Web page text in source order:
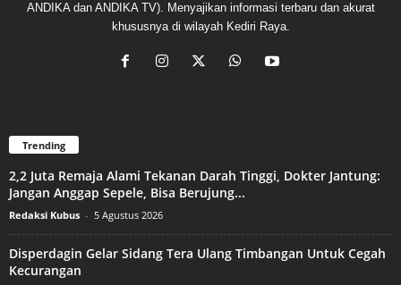
ANDIKA dan ANDIKA TV). Menyajikan informasi terbaru dan akurat
khususnya di wilayah Kediri Raya.
Trending
2,2 Juta Remaja Alami Tekanan Darah Tinggi, Dokter Jantung:
Jangan Anggap Sepele, Bisa Berujung...
Redaksi Kubus - 5 Agustus 2026
Disperdagin Gelar Sidang Tera Ulang Timbangan Untuk Cegah
Kecurangan